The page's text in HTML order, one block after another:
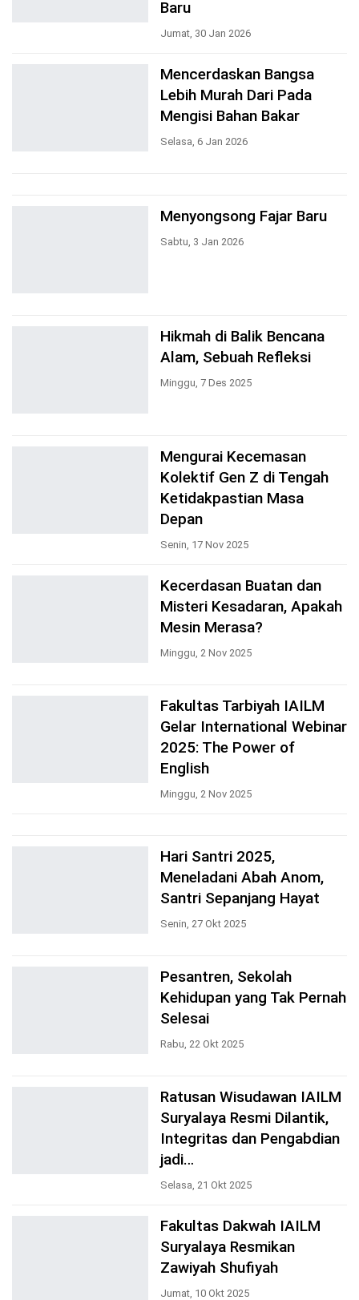
Baru
Jumat, 30 Jan 2026
Mencerdaskan Bangsa
Lebih Murah Dari Pada
Mengisi Bahan Bakar
Selasa, 6 Jan 2026
Menyongsong Fajar Baru
Sabtu, 3 Jan 2026
Hikmah di Balik Bencana
Alam, Sebuah Refleksi
Minggu, 7 Des 2025
Mengurai Kecemasan
Kolektif Gen Z di Tengah
Ketidakpastian Masa
Depan
Senin, 17 Nov 2025
Kecerdasan Buatan dan
Misteri Kesadaran, Apakah
Mesin Merasa?
Minggu, 2 Nov 2025
Fakultas Tarbiyah IAILM
Gelar International Webinar
2025: The Power of
English
Minggu, 2 Nov 2025
Hari Santri 2025,
Meneladani Abah Anom,
Santri Sepanjang Hayat
Senin, 27 Okt 2025
Pesantren, Sekolah
Kehidupan yang Tak Pernah
Selesai
Rabu, 22 Okt 2025
Ratusan Wisudawan IAILM
Suryalaya Resmi Dilantik,
Integritas dan Pengabdian
jadi…
Selasa, 21 Okt 2025
Fakultas Dakwah IAILM
Suryalaya Resmikan
Zawiyah Shufiyah
Jumat, 10 Okt 2025